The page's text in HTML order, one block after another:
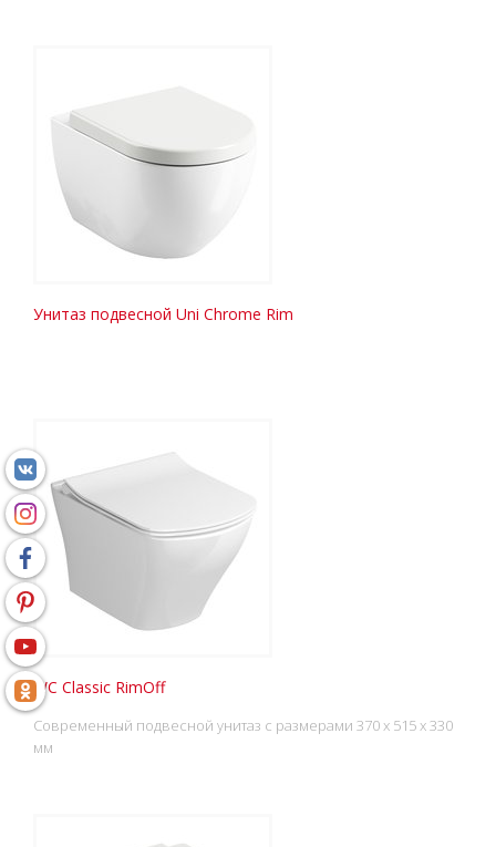
Унитаз подвесной Uni Chrome Rim
WC Classic RimOff
Современный подвесной унитаз с размерами 370 x 515 x 330
мм